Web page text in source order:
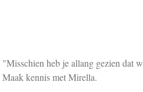
"Misschien heb je allang gezien dat
Maak kennis met Mirella.